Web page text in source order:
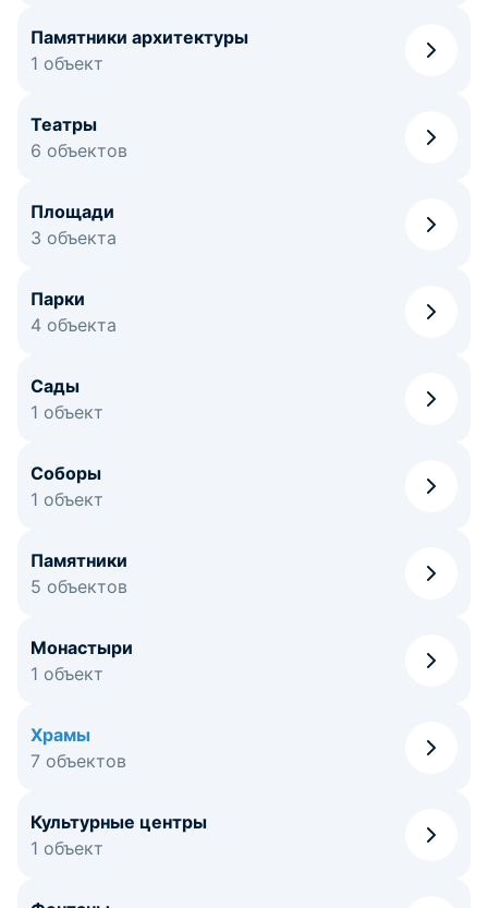
Памятники архитектуры
1 объект
Театры
6 объектов
Площади
3 объекта
Парки
4 объекта
Сады
1 объект
Соборы
1 объект
Памятники
5 объектов
Монастыри
1 объект
Храмы
7 объектов
Культурные центры
1 объект